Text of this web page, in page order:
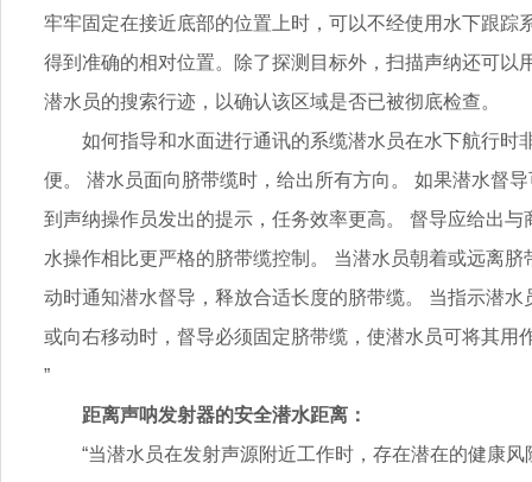
牢牢固定在接近底部的位置上时，可以不经使用水下跟踪
得到准确的相对位置。除了探测目标外，扫描声纳还可以
潜水员的搜索行迹，以确认该区域是否已被彻底检查。
如何指导和水面进行通讯的系缆潜水员在水下航行时
便。 潜水员面向脐带缆时，给出所有方向。 如果潜水督
到声纳操作员发出的提示，任务效率更高。 督导应给出与
水操作相比更严格的脐带缆控制。 当潜水员朝着或远离脐
动时通知潜水督导，释放合适长度的脐带缆。 当指示潜水
或向右移动时，督导必须固定脐带缆，使潜水员可将其用
”
距离声呐发射器的安全潜水距离：
“当潜水员在发射声源附近工作时，存在潜在的健康